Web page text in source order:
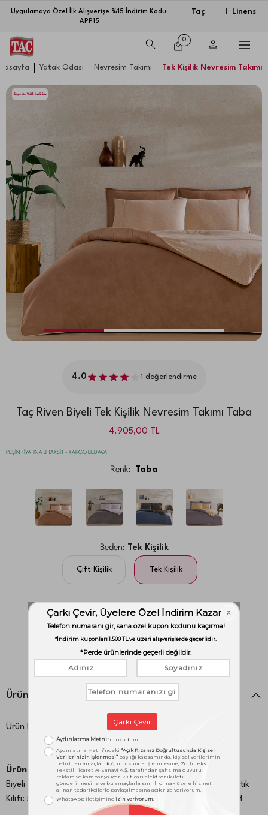
Uygulamaya Özel İlk Alışverişe %15 İndirim Kodu:
APP15
Taç Linens
0
Yatak Odası Nevresim Takımı Tek Kişilik Nevresim Takımı
4.0 1 değerlendirme
Taç Riven Biyeli Tek Kişilik Nevresim Takımı Taba
4.905,00 TL
PEŞİN FİYATINA 3 TAKSİT - KARGO BEDAVA
Renk: Taba
Beden: Tek Kişilik
Çift Kişilik Tek Kişilik
Adet:1
adet
Ürün Detayları
Ürün Kodu:
Ürün İçeriği:
Biyeli Nevresim: 160X220 cm Çarşaf: 180X260 cm BiyeliYastık
Kılıfı: 50X70 cm 1 Adet Volanlı Yastık Kılıfı: 50X70 cm 1 Adet